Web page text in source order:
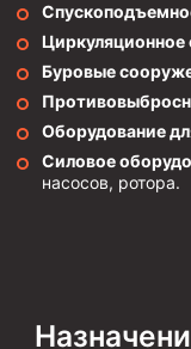
Муфта ОТТГ 146
Муфта ОТТГ 127
Муфта ОТТГ 114
Буровое
Фонтанная и
Буровые насосы
Циркуляционное
Буровые
Оборудование
Силовое
насосов, ротора.